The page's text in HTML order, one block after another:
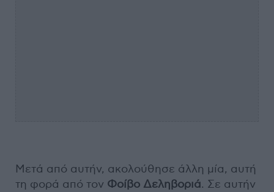
Μετά από αυτήν, ακολούθησε άλλη μία, αυτή
τη φορά από τον Φοίβο Δεληβοριά. Σε αυτήν